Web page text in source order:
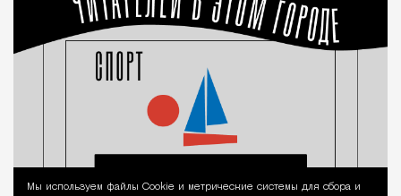
Мы используем файлы Сookie и метрические системы для сбора и